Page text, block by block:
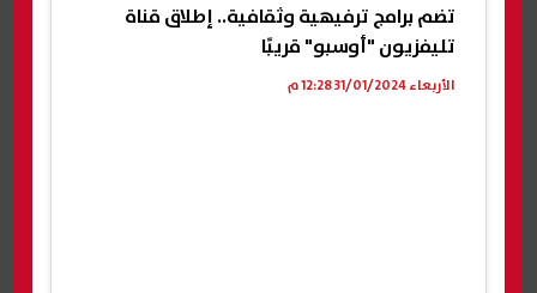
تضم برامج ترفيهية وثقافية.. إطلاق قناة
تليفزيون "أوسبو" قريبًا
الأربعاء 31/01/2024 12:28 م